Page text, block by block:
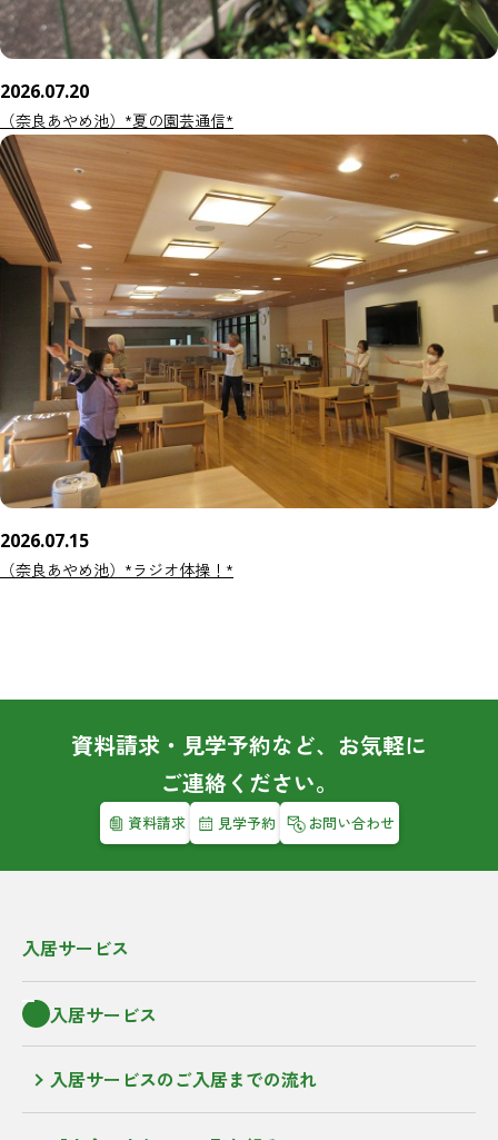
2026.07.20
（奈良あやめ池）*夏の園芸通信*
2026.07.15
（奈良あやめ池）*ラジオ体操！*
資料請求・見学予約など、お気軽に
ご連絡ください。
資料請求 見学予約 お問い合わせ
入居サービス
入居サービス
入居サービスのご入居までの流れ